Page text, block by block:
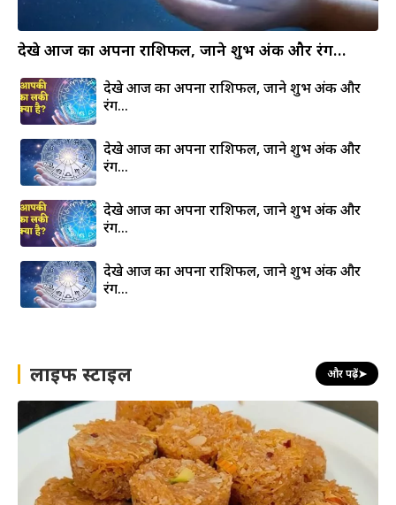
देखे आज का अपना राशिफल, जाने शुभ अंक और रंग…
देखे आज का अपना राशिफल, जाने शुभ अंक और
रंग…
देखे आज का अपना राशिफल, जाने शुभ अंक और
रंग…
देखे आज का अपना राशिफल, जाने शुभ अंक और
रंग…
देखे आज का अपना राशिफल, जाने शुभ अंक और
रंग…
लाइफ स्टाइल और पढ़ें➤